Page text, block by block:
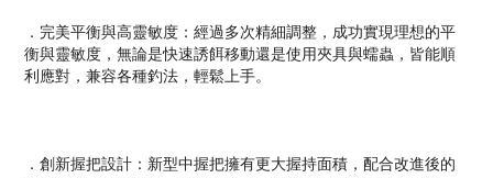
．完美平衡與高靈敏度：經過多次精細調整，成功實現理想的平
衡與靈敏度，無論是快速誘餌移動還是使用夾具與蠕蟲，皆能順
利應對，兼容各種釣法，輕鬆上手。
．創新握把設計：新型中握把擁有更大握持面積，配合改進後的